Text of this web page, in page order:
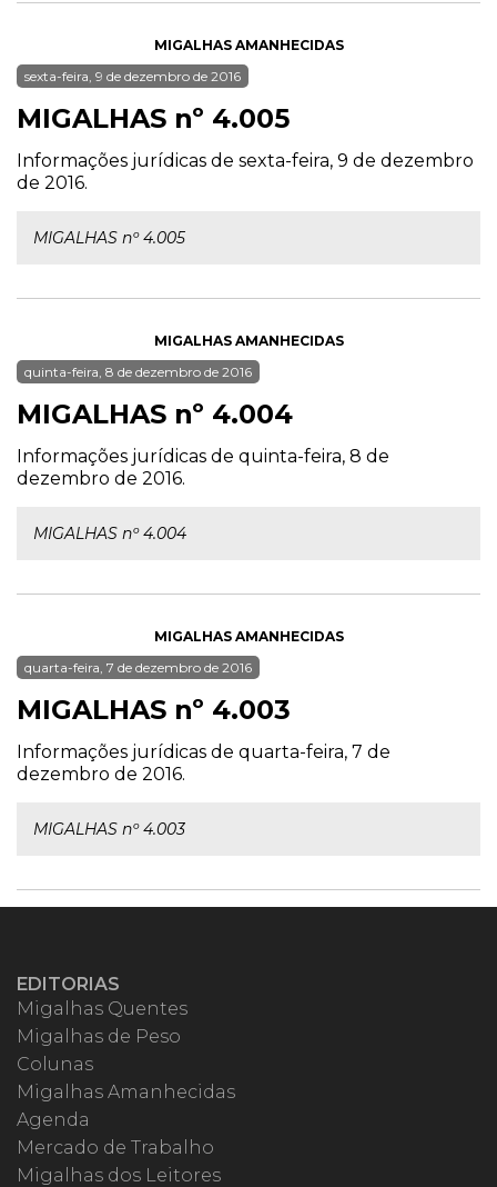
MIGALHAS AMANHECIDAS
sexta-feira, 9 de dezembro de 2016
MIGALHAS nº 4.005
Informações jurídicas de sexta-feira, 9 de dezembro
de 2016.
MIGALHAS nº 4.005
MIGALHAS AMANHECIDAS
quinta-feira, 8 de dezembro de 2016
MIGALHAS nº 4.004
Informações jurídicas de quinta-feira, 8 de
dezembro de 2016.
MIGALHAS nº 4.004
MIGALHAS AMANHECIDAS
quarta-feira, 7 de dezembro de 2016
MIGALHAS nº 4.003
Informações jurídicas de quarta-feira, 7 de
dezembro de 2016.
MIGALHAS nº 4.003
EDITORIAS
Migalhas Quentes
Migalhas de Peso
Colunas
Migalhas Amanhecidas
Agenda
Mercado de Trabalho
Migalhas dos Leitores